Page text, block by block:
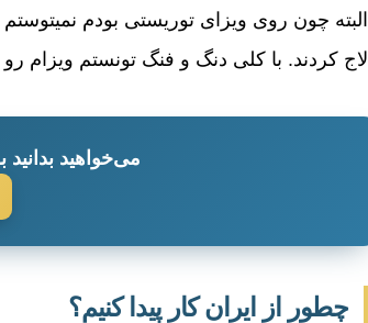
لاج کردند. با کلی دنگ و فنگ تونستم ویزام
می‌خواهید
چطور از ایران کار پیدا کنیم؟